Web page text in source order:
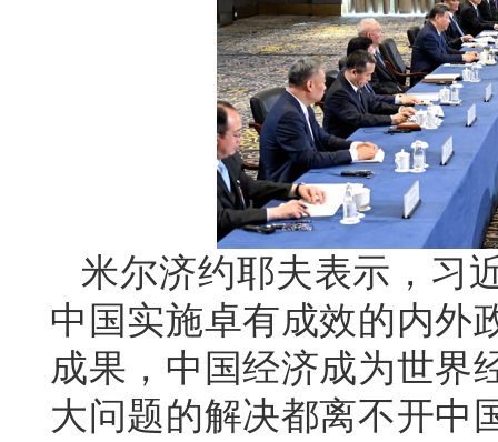
米尔济约耶夫表示，习
中国实施卓有成效的内外
成果，中国经济成为世界
大问题的解决都离不开中